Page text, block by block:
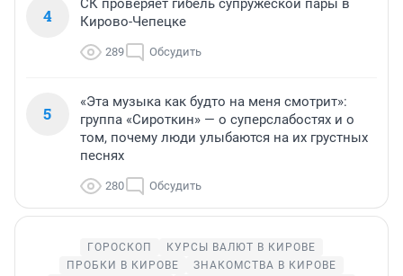
4
СК проверяет гибель супружеской пары в
Кирово-Чепецке
289 Обсудить
5
«Эта музыка как будто на меня смотрит»:
группа «Сироткин» — о суперслабостях и о
том, почему люди улыбаются на их грустных
песнях
280 Обсудить
ГОРОСКОП
КУРСЫ ВАЛЮТ В КИРОВЕ
ПРОБКИ В КИРОВЕ
ЗНАКОМСТВА В КИРОВЕ